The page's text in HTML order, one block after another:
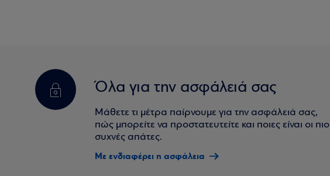
Όλα για την ασφάλειά σας
Μάθετε τι μέτρα παίρνουμε για την ασφάλειά σας,
πώς μπορείτε να προστατευτείτε και ποιες είναι οι πιο
συχνές απάτες.
Με ενδιαφέρει η ασφάλεια